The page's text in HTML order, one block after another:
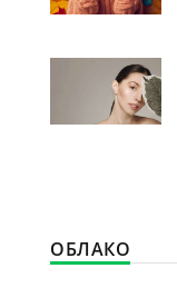
ОБЛАКО